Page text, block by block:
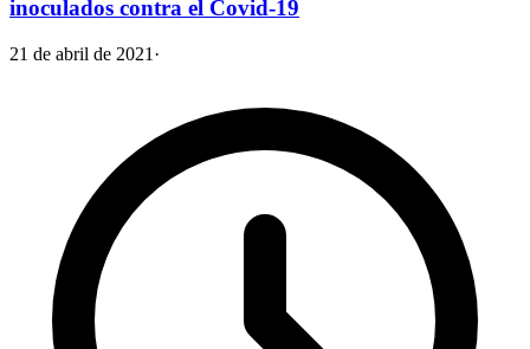
inoculados contra el Covid-19
21 de abril de 2021 ·